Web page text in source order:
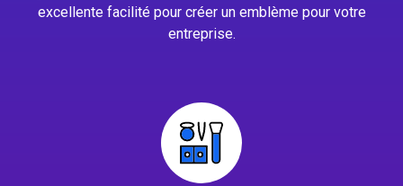
excellente facilité pour créer un emblème pour votre
entreprise.